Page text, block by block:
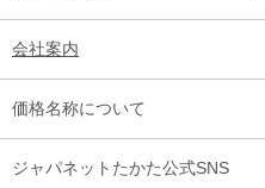
会社案内
価格名称について
ジャパネットたかた公式SNS